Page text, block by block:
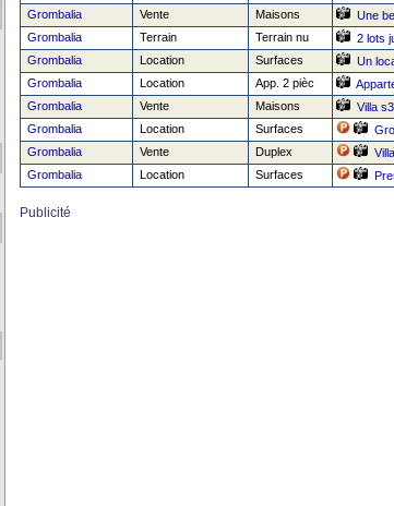
Grombalia
Vente Maisons Une
Grombalia
Terrain Terrain nu 2 lots
Grombalia
Location Surfaces Un
Grombalia
Location App. 2 pièc
Grombalia
Vente Maisons Villa
Grombalia
Location Surfaces
Grombalia
Vente Duplex
Grombalia
Location Surfaces
Publicité